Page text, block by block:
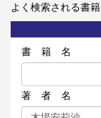
よく検索される書籍
大正・昭和の細菌
企業家の諸系譜
書 籍 名
著 者 名